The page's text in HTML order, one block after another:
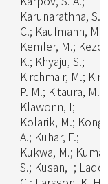
Karunarathna, S.
C.; Kaufmann, M.;
Kemler, M.; Kezo,
K.; Khyaju, S.;
Kirchmair, M.;
P. M.; Kitaura, M.
Klawonn, I;
Kolarik, M.; Kong,
A.; Kuhar, F.;
Kukwa, M.;
S.; Kusan, I; Lado,